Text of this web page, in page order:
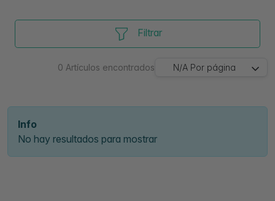
Filtrar
0 Artículos encontrados N/A Por página
Info
No hay resultados para mostrar